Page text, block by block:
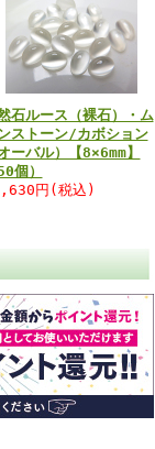
石ルース（裸石）・ム
ストーン/カボション
オーバル）【8×6mm】
個）
円(税込)